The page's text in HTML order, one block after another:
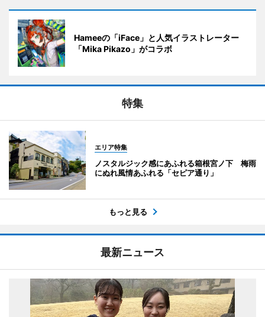
Hameeの「iFace」と人気イラストレーター
「Mika Pikazo」がコラボ
特集
エリア特集
ノスタルジック感にあふれる箱根宮ノ下 梅雨
にぬれ風情あふれる「セピア通り」
もっと見る
最新ニュース